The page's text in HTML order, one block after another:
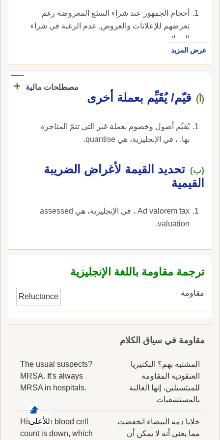
أحجام الجمهور عند شراء السلع المعروضة رغم
تعرضهم للإعلانات والعروض, عدم الرغبة في شراء
البضائع.
عرض المزيد
مصطلحات مالية +
(أ) قيّم/ يُقَيِّم بعملة أخرى
يُقَيِّم أصول وخصوم بعملة غير التي تتمّ المتاجرة
بها. ، في الإنجليزية، هي quantise.
(ب) تحديد القيمة لأغراض الضريبة
القيمية
Ad valorem tax ، في الإنجليزية، هي assessed
valuation.
ترجمة مقاومة باللغة الإنجليزية
مقاومة Reluctance
مقاومة في سياق الكلام
المشتبه بهم؟ البكتيريا
العنقودية المقاومة
للميثسيلين، إنها الغالبة
بالمستشفيات
The usual suspects?
MRSA. It's always
MRSA in hospitals.
خلايا دمه البيضاء انخفضت
مما يعني أنه لا يمكن أن
His white blood cell
count is down, which
للأعلى